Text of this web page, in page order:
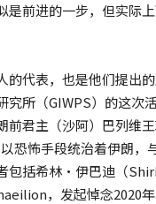
前进的一步，但实际
的代表，也是他们提
究所（GIWPS）的这次
前君主（沙阿）巴列
恐怖手段统治着伊朗
包括希林·伊巴迪（
，发起悼念2020